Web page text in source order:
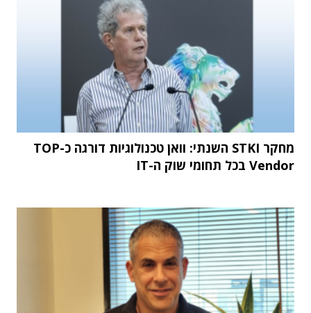
מחקר STKI השנתי: וואן טכנולוגיות דורגה כ-TOP
Vendor בכל תחומי שוק ה-IT